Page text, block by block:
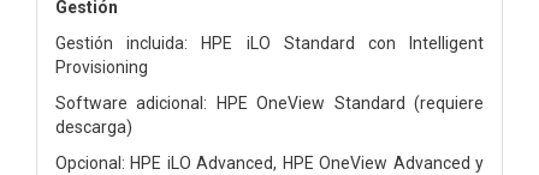
Gestión
Gestión incluida: HPE iLO Standard con Intelligent
Provisioning
Software adicional: HPE OneView Standard (requiere
descarga)
Opcional: HPE iLO Advanced, HPE OneView Advanced y